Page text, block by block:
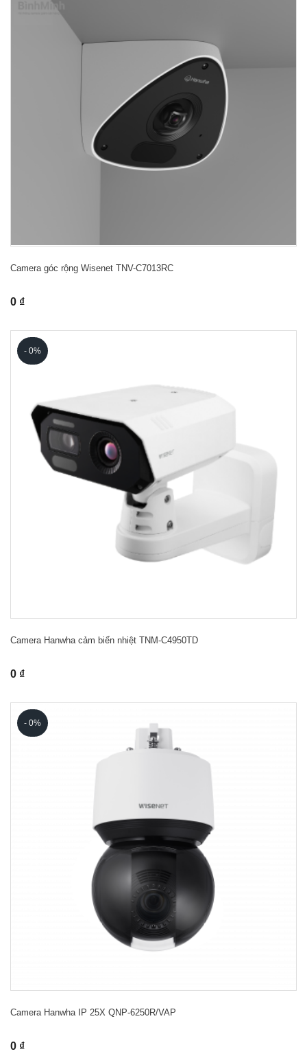
Camera góc rộng Wisenet TNV-C7013RC
0 ₫
- 0%
Camera Hanwha cảm biến nhiệt TNM-C4950TD
0 ₫
- 0%
Camera Hanwha IP 25X QNP-6250R/VAP
0 ₫